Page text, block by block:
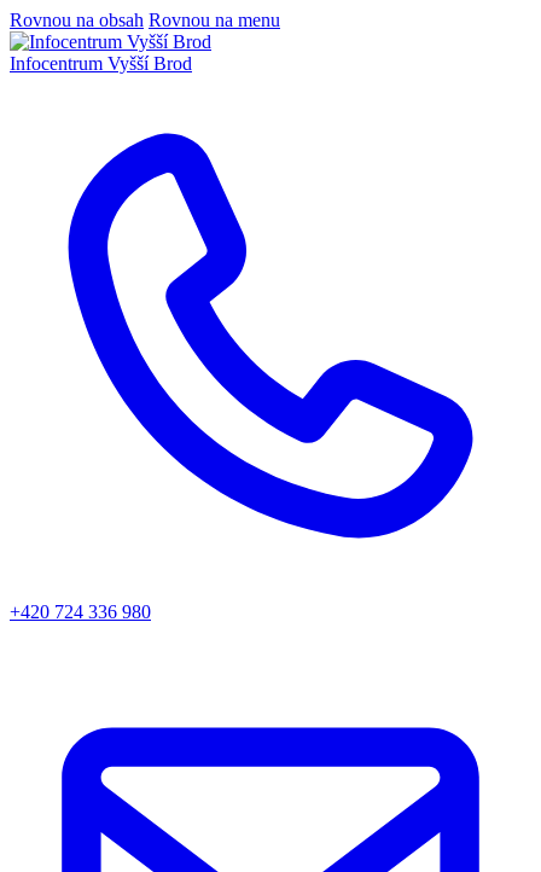
Rovnou na obsah Rovnou na menu
Infocentrum Vyšší Brod
+420 724 336 980